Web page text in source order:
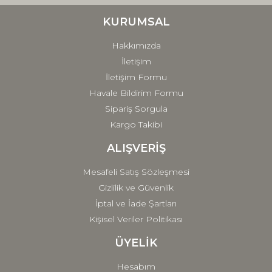
Ürün fiyatı diğer sitelerden daha pahalı.
Gönder
KURUMSAL
Hakkımızda
İletişim
İletişim Formu
Havale Bildirim Formu
Sipariş Sorgula
Kargo Takibi
ALIŞVERİŞ
Mesafeli Satış Sözleşmesi
Gizlilik ve Güvenlik
İptal ve İade Şartları
Kişisel Veriler Politikası
ÜYELİK
Hesabım